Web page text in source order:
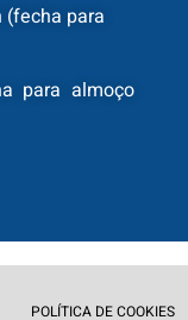
(fecha para
para almoço
POLÍTICA DE COOKIES